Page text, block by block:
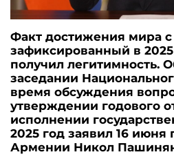
Факт достижения мира
зафиксированный в
получил легитимность.
заседании
время обсуждения
утверждении годового
исполнении
2025 год заявил 16
Армении Никол